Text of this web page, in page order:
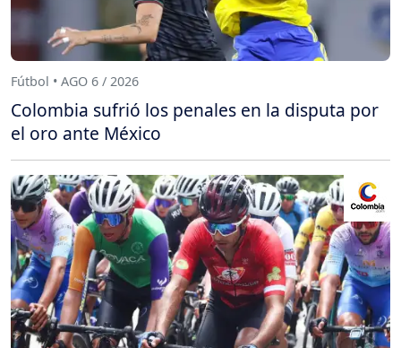
Fútbol • AGO 6 / 2026
Colombia sufrió los penales en la disputa por
el oro ante México